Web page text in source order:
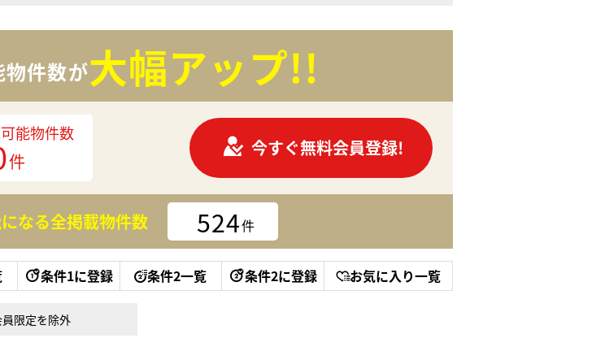
物件数が大幅アップ!!
能物件数
件
今すぐ無料会員登録!
なる全掲載物件数 524件
条件1に登録 条件2一覧 条件2に登録 お気に入り一覧
限定を除外